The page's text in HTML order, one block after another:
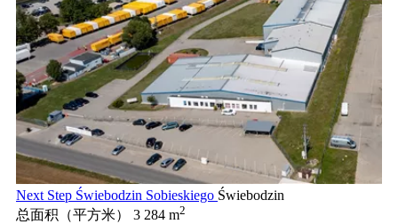
Next Step Świebodzin Sobieskiego Świebodzin
总面积（平方米）
3 284 m2